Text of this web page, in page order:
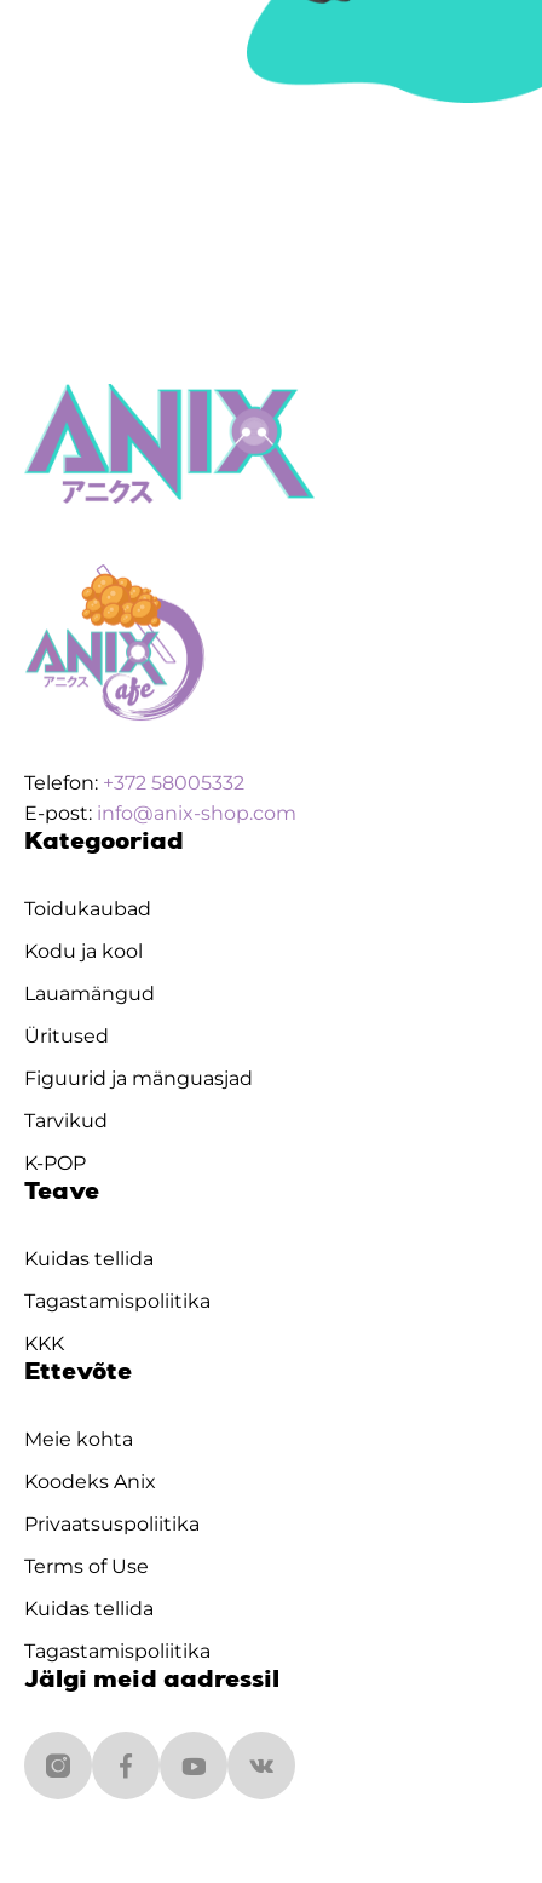
Telefon: +372 58005332
E-post: info@anix-shop.com
Kategooriad
Toidukaubad
Kodu ja kool
Lauamängud
Üritused
Figuurid ja mänguasjad
Tarvikud
K-POP
Teave
Kuidas tellida
Tagastamispoliitika
KKK
Ettevõte
Meie kohta
Koodeks Anix
Privaatsuspoliitika
Terms of Use
Kuidas tellida
Tagastamispoliitika
Jälgi meid aadressil